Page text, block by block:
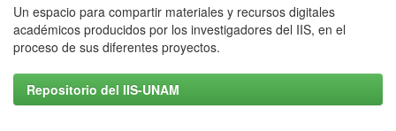
Un espacio para compartir materiales y recursos digitales
académicos producidos por los investigadores del IIS, en el
proceso de sus diferentes proyectos.
Repositorio del IIS-UNAM